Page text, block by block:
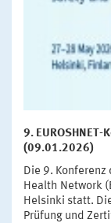
9.
(09.01.2026)
Die 9.
Health Network
Helsinki statt.
Prüfung und